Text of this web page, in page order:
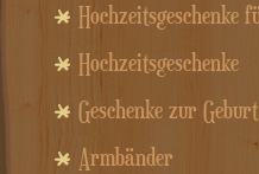
Hochzeitsgeschenke
Hochzeitsgeschenke
Geschenke zur Geburt
Armbänder